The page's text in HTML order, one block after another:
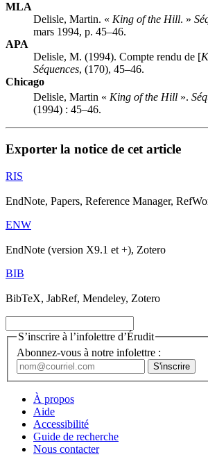
MLA
Delisle, Martin. « King of the Hill. »
mars 1994, p. 45–46.
APA
Delisle, M. (1994). Compte rendu de [
Séquences, (170), 45–46.
Chicago
Delisle, Martin « King of the Hill ».
(1994) : 45–46.
Exporter la notice de cet article
RIS
EndNote, Papers, Reference Manager,
ENW
EndNote (version X9.1 et +), Zotero
BIB
BibTeX, JabRef, Mendeley, Zotero
S’inscrire à l’infolettre d’Érudit
Abonnez-vous à notre infolettre :
À propos
Aide
Accessibilité
Guide de recherche
Nous contacter